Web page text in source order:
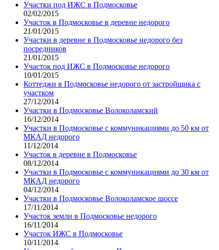
Участки под ИЖС в Подмосковье
02/02/2015
Участок в Подмосковье в деревне недорого
21/01/2015
Участки в деревне в Подмосковье недорого без
посредников
21/01/2015
Участок под ИЖС в Подмосковье недорого
10/01/2015
Коттеджи в Подмосковье недорого от застройщика с
участком
27/12/2014
Участки в Подмосковье Волоколамский
16/12/2014
Участки в Подмосковье с коммуникациями до 50 км от
МКАД недорого
11/12/2014
Участок в деревне в Подмосковье
08/12/2014
Участки в Подмосковье с коммуникациями до 30 км от
МКАД недорого
04/12/2014
Участки в Подмосковье Волоколамское шоссе
17/11/2014
Участок земли в Подмосковье недорого
16/11/2014
Участок ИЖС в Подмосковье
10/11/2014